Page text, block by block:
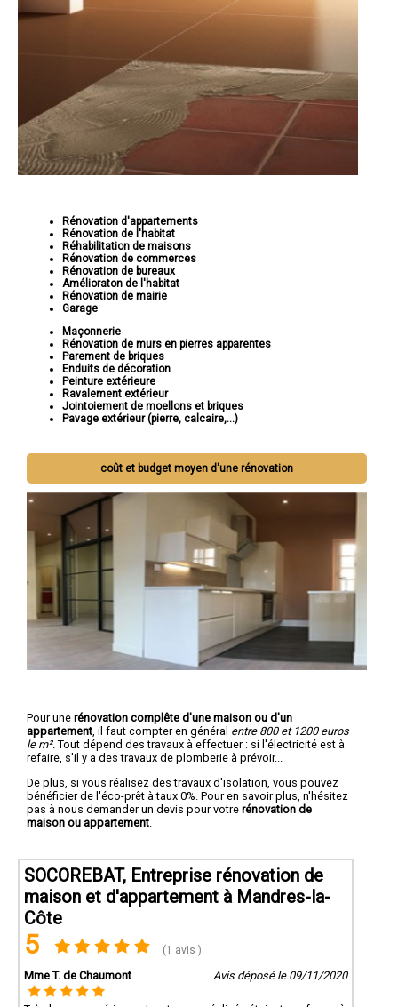
Rénovation d'appartements
Rénovation de l'habitat
Réhabilitation de maisons
Rénovation de commerces
Rénovation de bureaux
Amélioraton de l'habitat
Rénovation de mairie
Garage
Maçonnerie
Rénovation de murs en pierres apparentes
Parement de briques
Enduits de décoration
Peinture extérieure
Ravalement extérieur
Jointoiement de moellons et briques
Pavage extérieur (pierre, calcaire,...)
coût et budget moyen d'une rénovation
Pour une rénovation complête d'une maison ou d'un
appartement , il faut compter en général entre 800 et 1200 euros
le m². Tout dépend des travaux à effectuer : si l'électricité est à
refaire, s'il y a des travaux de plomberie à prévoir...
De plus, si vous réalisez des travaux d'isolation, vous pouvez
bénéficier de l'éco-prêt à taux 0%. Pour en savoir plus, n'hésitez
pas à nous demander un devis pour votre rénovation de
maison ou appartement
SOCOREBAT, Entreprise rénovation de
maison et d'appartement à Mandres-la-
Côte
5 (1 avis )
Mme T. de Chaumont Avis déposé le 09/11/2020